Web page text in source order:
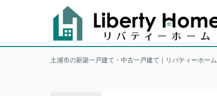
土浦市の新築一戸建て・中古一戸建て｜リバティーホーム